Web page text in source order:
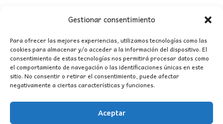
Gestionar consentimiento
Para ofrecer las mejores experiencias, utilizamos tecnologías como las
cookies para almacenar y/o acceder a la información del dispositivo. El
consentimiento de estas tecnologías nos permitirá procesar datos como
el comportamiento de navegación o las identificaciones únicas en este
sitio. No consentir o retirar el consentimiento, puede afectar
negativamente a ciertas características y funciones.
Aceptar
era:
142,00€.
es:
99,80€.
CONTACTO